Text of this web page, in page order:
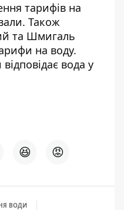
тарифів на
. Також
та Шмигаль
на воду.
відповідає вода у
😆 😡
ВОДИ